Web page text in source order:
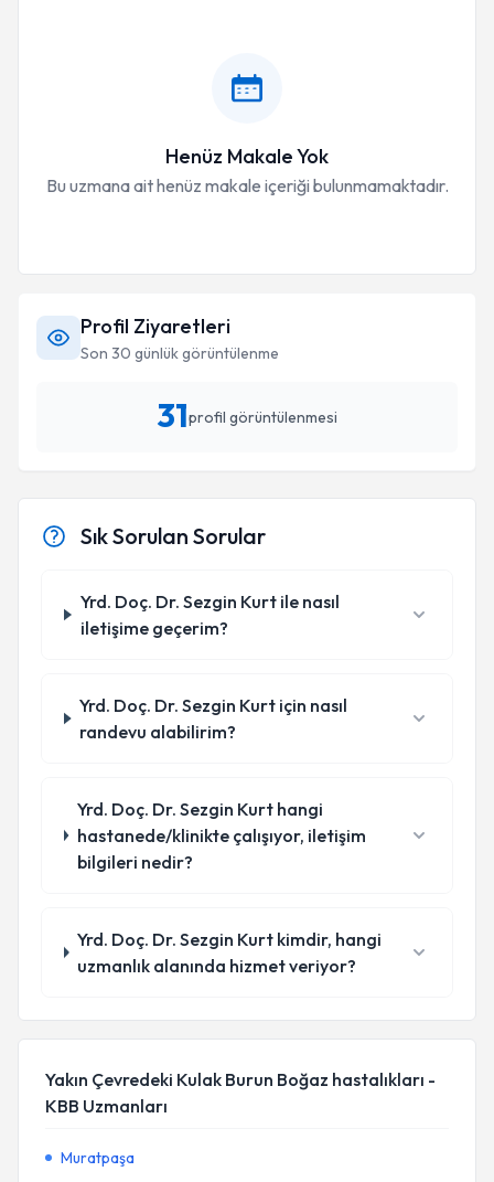
Henüz Makale Yok
Bu uzmana ait henüz makale içeriği bulunmamaktadır.
Profil Ziyaretleri
Son 30 günlük görüntülenme
31profil görüntülenmesi
Sık Sorulan Sorular
Yrd. Doç. Dr. Sezgin Kurt ile nasıl
iletişime geçerim?
Yrd. Doç. Dr. Sezgin Kurt için nasıl
randevu alabilirim?
Yrd. Doç. Dr. Sezgin Kurt hangi
hastanede/klinikte çalışıyor, iletişim
bilgileri nedir?
Yrd. Doç. Dr. Sezgin Kurt kimdir, hangi
uzmanlık alanında hizmet veriyor?
Yakın Çevredeki Kulak Burun Boğaz hastalıkları -
KBB Uzmanları
Muratpaşa